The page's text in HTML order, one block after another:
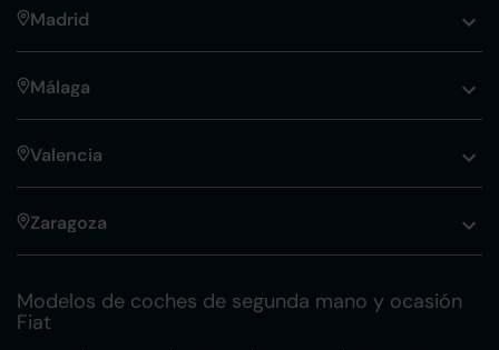
Madrid
Málaga
Valencia
Zaragoza
Modelos de coches de segunda mano y ocasión
Fiat